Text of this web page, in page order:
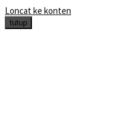
Loncat ke konten
tutup